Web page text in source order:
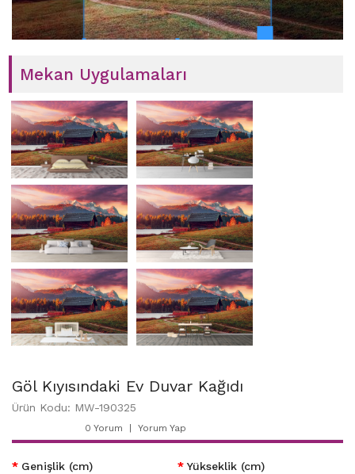
Mekan Uygulamaları
Göl Kıyısındaki Ev Duvar Kağıdı
Ürün Kodu: MW-190325
0 Yorum Yorum Yap
Genişlik (cm) Yükseklik (cm)